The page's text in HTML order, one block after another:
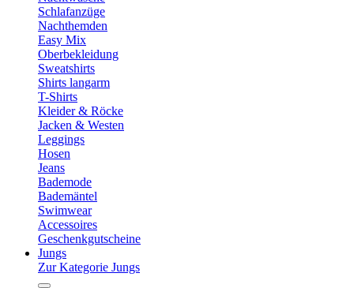
Schlafanzüge
Nachthemden
Easy Mix
Oberbekleidung
Sweatshirts
Shirts langarm
T-Shirts
Kleider & Röcke
Jacken & Westen
Leggings
Hosen
Jeans
Bademode
Bademäntel
Swimwear
Accessoires
Geschenkgutscheine
Jungs
Zur Kategorie Jungs